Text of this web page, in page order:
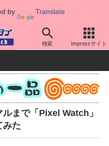
by Translate
検索 Impressサイト
リー ウェアラブル スマー
まで「Pixel Watch」
みた